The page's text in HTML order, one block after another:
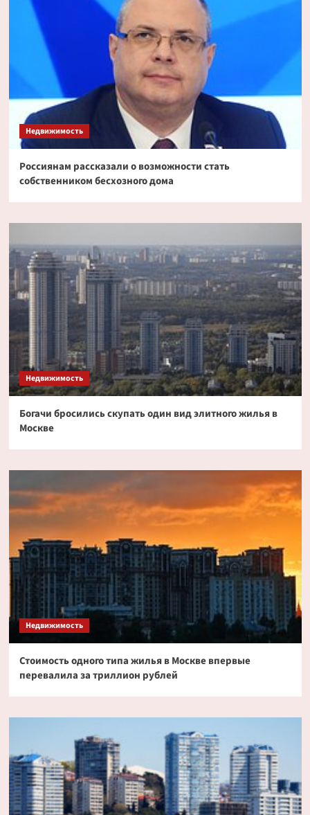
Недвижимость
Россиянам рассказали о возможности стать
собственником бесхозного дома
Недвижимость
Богачи бросились скупать один вид элитного жилья в
Москве
Недвижимость
Стоимость одного типа жилья в Москве впервые
перевалила за триллион рублей